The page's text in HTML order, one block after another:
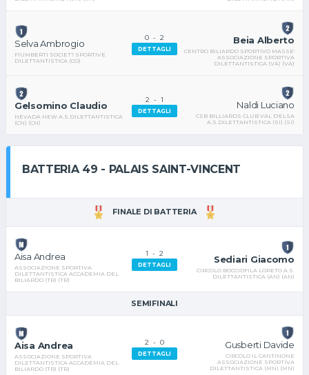
Selva Ambrogio
FIUMBERTI SOCIET? SPORTIVE
DILETTANTISTICA (CO)
0- 2
DETTAGLI
Beia Alberto
CENTRO BILIARDO SPORTIVO MASSE'
ASSOCIAZIONE SPORTIVA
DILETTANTISTICA (VA) (VA)
Gelsomino Claudio
NEVADA NEW A.S.DILETTANTISTICA
(CN) (CN)
2- 1
DETTAGLI
Naldi Luciano
CSB BILLIARDS CLUB VAL D'ELSA
A.S.DILETTANTISTICA (SI) (SI)
BATTERIA 49 - PALAIS SAINT-VINCENT
FINALE DI BATTERIA
Aisa Andrea
ASSOCIAZIONE SPORTIVA
DILETTANTISTICA ACCADEMIA DEL
BILIARDO (TR) (TR)
1 - 2
DETTAGLI
Sediari Giacomo
CIRCOLO BOCCIOFILA LORETO A.S.
DILETTANTISTICA (AN) (AN)
SEMIFINALI
Aisa Andrea
ASSOCIAZIONE SPORTIVA
DILETTANTISTICA ACCADEMIA DEL
BILIARDO (TR) (TR)
2- 0
DETTAGLI
Gusberti Davide
CIRCOLO IL CANTINONE
ASSOCIAZIONE SPORTIVA
DILETTANTISTICA (MN) (MN)